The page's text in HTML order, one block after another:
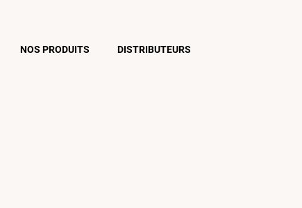
NOS PRODUITS DISTRIBUTEURS